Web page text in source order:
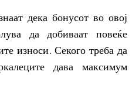
дека бонусот во овој
да добиваат повеќе
износи. Секого треба да
дава максимум